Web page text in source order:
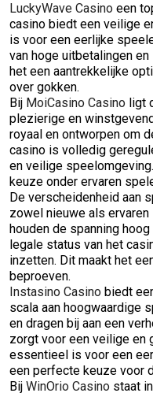
LuckyWave Casino een
casino biedt een veilige
is voor een eerlijke
van hoge uitbetalingen
het een aantrekkelijke
over gokken.
Bij MoiCasino Casino ligt
plezierige en
royaal en ontworpen om
casino is volledig
en veilige
keuze onder ervaren
De verscheidenheid aan
zowel nieuwe als
houden de spanning
legale status van het
inzetten. Dit maakt het
beproeven.
Instasino Casino biedt
scala aan hoogwaardige
en dragen bij aan een
zorgt voor een veilige en
essentieel is voor een
een perfecte keuze voor
Bij WinOrio Casino staat